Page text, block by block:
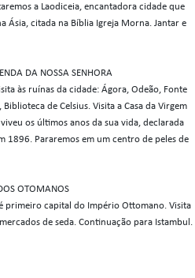
a Laodiceia, encantadora cidade que
Ásia, citada na Bíblia Igreja Morna. Jantar e
DA NOSSA SENHORA
às ruínas da cidade: Ágora, Odeão, Fonte
de Celsius. Visita a Casa da Virgem
os últimos anos da sua vida, declarada
1896. Pararemos em um centro de peles de
OTOMANOS
primeiro capital do Império Ottomano. Visita
de seda. Continuação para Istambul.